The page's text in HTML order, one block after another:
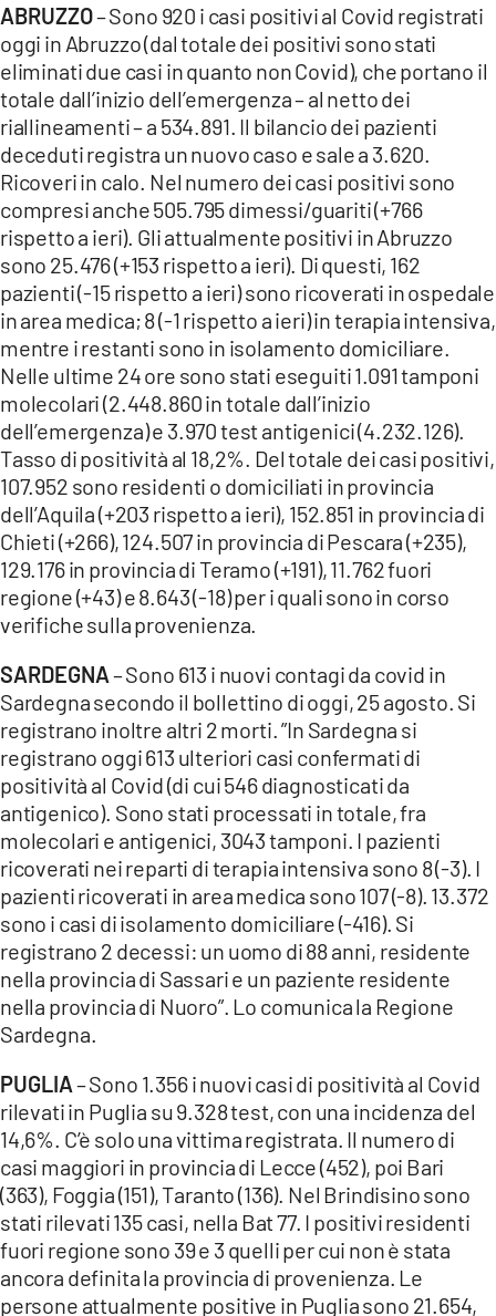
ABRUZZO– Sono 920 i casi positivi al Covid registrati
oggi in Abruzzo (dal totale dei positivi sono stati
eliminati due casi in quanto non Covid), che portano il
totale dall’inizio dell’emergenza – al netto dei
riallineamenti – a 534.891. Il bilancio dei pazienti
deceduti registra un nuovo caso e sale a 3.620.
Ricoveri in calo. Nel numero dei casi positivi sono
compresi anche 505.795 dimessi/guariti (+766
rispetto a ieri). Gli attualmente positivi in Abruzzo
sono 25.476 (+153 rispetto a ieri). Di questi, 162
pazienti (-15 rispetto a ieri) sono ricoverati in ospedale
in area medica; 8 (-1 rispetto a ieri) in terapia intensiva,
mentre i restanti sono in isolamento domiciliare.
Nelle ultime 24 ore sono stati eseguiti 1.091 tamponi
molecolari (2.448.860 in totale dall’inizio
dell’emergenza) e 3.970 test antigenici (4.232.126).
Tasso di positività al 18,2%. Del totale dei casi positivi,
107.952 sono residenti o domiciliati in provincia
dell’Aquila (+203 rispetto a ieri), 152.851 in provincia di
Chieti (+266), 124.507 in provincia di Pescara (+235),
129.176 in provincia di Teramo (+191), 11.762 fuori
regione (+43) e 8.643 (-18) per i quali sono in corso
verifiche sulla provenienza.
SARDEGNA– Sono 613 i nuovi contagi da covid in
Sardegna secondo il bollettino di oggi, 25 agosto. Si
registrano inoltre altri 2 morti. ”In Sardegna si
registrano oggi 613 ulteriori casi confermati di
positività al Covid (di cui 546 diagnosticati da
antigenico). Sono stati processati in totale, fra
molecolari e antigenici, 3043 tamponi. I pazienti
ricoverati nei reparti di terapia intensiva sono 8 (-3). I
pazienti ricoverati in area medica sono 107 (-8). 13.372
sono i casi di isolamento domiciliare (-416). Si
registrano 2 decessi: un uomo di 88 anni, residente
nella provincia di Sassari e un paziente residente
nella provincia di Nuoro”. Lo comunica la Regione
Sardegna.
PUGLIA– Sono 1.356 i nuovi casi di positività al Covid
rilevati in Puglia su 9.328 test, con una incidenza del
14,6%. C’è solo una vittima registrata. Il numero di
casi maggiori in provincia di Lecce (452), poi Bari
(363), Foggia (151), Taranto (136). Nel Brindisino sono
stati rilevati 135 casi, nella Bat 77. I positivi residenti
fuori regione sono 39 e 3 quelli per cui non è stata
ancora definita la provincia di provenienza. Le
persone attualmente positive in Puglia sono 21.654,